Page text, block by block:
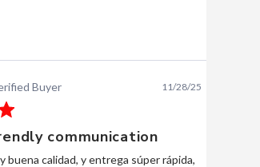
Buyer 10/28/25
you.